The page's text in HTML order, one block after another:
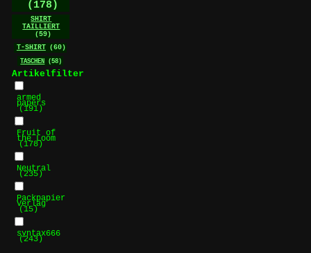
(178)
SHIRT
TAILLIERT
(59)
T-SHIRT (60)
TASCHEN
(58)
Artikelfilter
armed
papers
(191)
Fruit of
the Loom
(178)
Neutral
(235)
Packpapier
Verlag
(15)
syntax666
(243)